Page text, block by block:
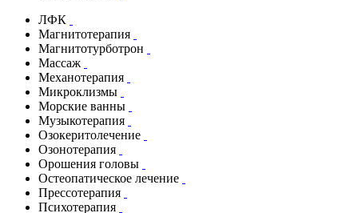
ЛФК
Магнитотерапия
Магнитотурботрон
Массаж
Механотерапия
Микроклизмы
Морские ванны
Музыкотерапия
Озокеритолечение
Озонотерапия
Орошения головы
Остеопатическое лечение
Прессотерапия
Психотерапия